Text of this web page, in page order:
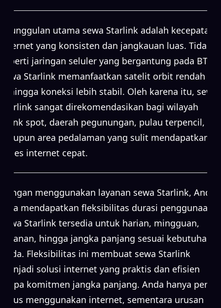
Keunggulan utama sewa Starlink adalah kecepatan
internet yang konsisten dan jangkauan luas. Tidak
seperti jaringan seluler yang bergantung pada BTS,
sewa Starlink memanfaatkan satelit orbit rendah
sehingga koneksi lebih stabil. Oleh karena itu, sewa
Starlink sangat direkomendasikan bagi wilayah
blank spot, daerah pegunungan, pulau terpencil,
maupun area pedalaman yang sulit mendapatkan
akses internet cepat.
Dengan menggunakan layanan sewa Starlink, Anda
juga mendapatkan fleksibilitas durasi penggunaan.
Sewa Starlink tersedia untuk harian, mingguan,
bulanan, hingga jangka panjang sesuai kebutuhan
Anda. Fleksibilitas ini membuat sewa Starlink
menjadi solusi internet yang praktis dan efisien
tanpa komitmen jangka panjang. Anda hanya perlu
fokus menggunakan internet, sementara urusan